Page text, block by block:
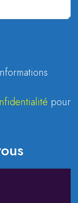
pour